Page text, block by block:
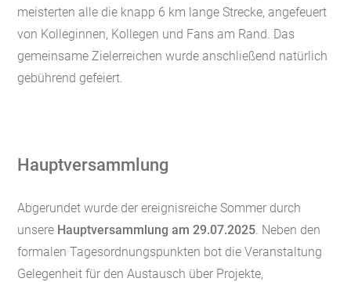
meisterten alle die knapp 6 km lange Strecke, angefeuert
von Kolleginnen, Kollegen und Fans am Rand. Das
gemeinsame Zielerreichen wurde anschließend natürlich
gebührend gefeiert.
Hauptversammlung
Abgerundet wurde der ereignisreiche Sommer durch
unsere Hauptversammlung am 29.07.2025. Neben den
formalen Tagesordnungspunkten bot die Veranstaltung
Gelegenheit für den Austausch über Projekte,